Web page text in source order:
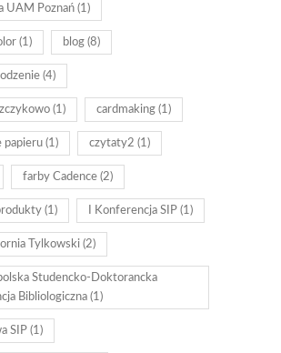
UAM Poznań (1)
(1) blog (8)
(4)
(1) cardmaking (1)
papieru (1) czytaty2 (1)
farby Cadence (2)
(1) I Konferencja SIP (1)
Tylkowski (2)
Studencko-Doktorancka
Bibliologiczna (1)
SIP (1)